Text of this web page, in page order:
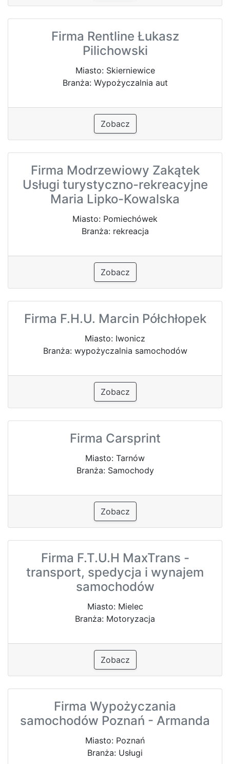
Firma Rentline Łukasz
Pilichowski
Miasto: Skierniewice
Branża: Wypożyczalnia aut
Zobacz
Firma Modrzewiowy Zakątek
Usługi turystyczno-rekreacyjne
Maria Lipko-Kowalska
Miasto: Pomiechówek
Branża: rekreacja
Zobacz
Firma F.H.U. Marcin Półchłopek
Miasto: Iwonicz
Branża: wypożyczalnia samochodów
Zobacz
Firma Carsprint
Miasto: Tarnów
Branża: Samochody
Zobacz
Firma F.T.U.H MaxTrans -
transport, spedycja i wynajem
samochodów
Miasto: Mielec
Branża: Motoryzacja
Zobacz
Firma Wypożyczania
samochodów Poznań - Armanda
Miasto: Poznań
Branża: Usługi